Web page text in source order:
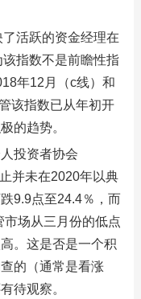
了活跃的资金经理在
指数不是前瞻性指
年12月（c线）和
该指数已从年初开
的趋势。
投资者协会
并未在2020年以典
9.9点至24.4％，而
场从三月份的低点
。这是否是一个积
的（通常是看涨
待观察。